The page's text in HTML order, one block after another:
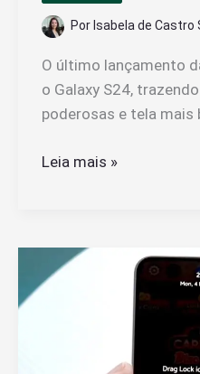
Por Isabela de Castro
O último lançamento
o Galaxy S24,
poderosas e tela mais
Qual
Lançamento
da
Leia mais »